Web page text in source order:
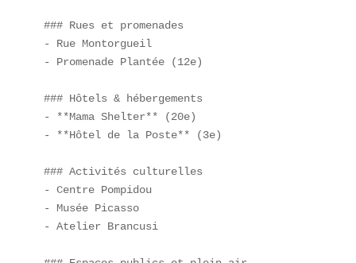
### Rues et promenades
- Rue Montorgueil
- Promenade Plantée (12e)
### Hôtels & hébergements
- **Mama Shelter** (20e)
- **Hôtel de la Poste** (3e)
### Activités culturelles
- Centre Pompidou
- Musée Picasso
- Atelier Brancusi